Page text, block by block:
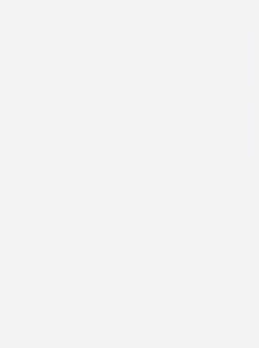
Zoom sur les
bactéries, infection,